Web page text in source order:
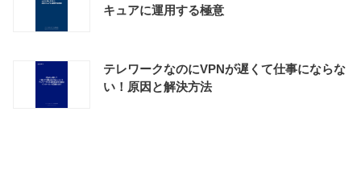
キュアに運用する極意
テレワークなのにVPNが遅くて仕事にならな
い！原因と解決方法